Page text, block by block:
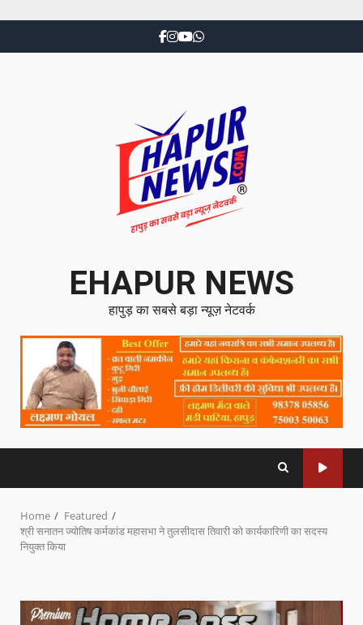
EHAPUR NEWS
हापुड़ का सबसे बड़ा न्यूज़ नेटवर्क
Home
Featured
श्री सनातन ज्योतिष कर्मकांड महासभा ने तुलसीदास तिवारी को कार्यकारिणी का सदस्य
नियुक्त किया